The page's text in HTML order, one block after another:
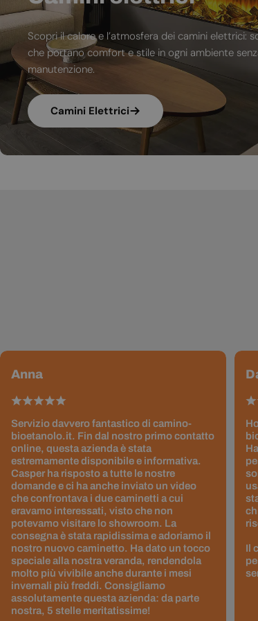
Scopri il calore e l’atmosfera dei camini elettrici:
che portano comfort e stile in ogni ambiente
manutenzione.
Camini Elettrici
Anna
Servizio davvero fantastico di camino-
bioetanolo.it. Fin dal nostro primo contatto
online, questa azienda è stata
estremamente disponibile e informativa.
Casper ha risposto a tutte le nostre
domande e ci ha anche inviato un video
che confrontava i due caminetti a cui
eravamo interessati, visto che non
potevamo visitare lo showroom. La
consegna è stata rapidissima e adoriamo il
nostro nuovo caminetto. Ha dato un tocco
speciale alla nostra veranda, rendendola
molto più vivibile anche durante i mesi
invernali più freddi. Consigliamo
assolutamente questa azienda: da parte
nostra, 5 stelle meritatissime!
Il